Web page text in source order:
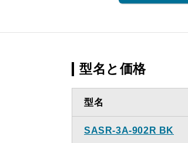
型名と価格
型名
SASR-3A-902R BK